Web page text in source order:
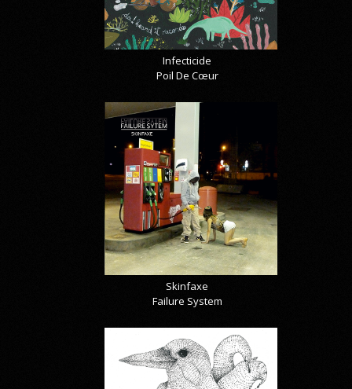
Infecticide
Poil De Cœur
Skinfaxe
Failure System